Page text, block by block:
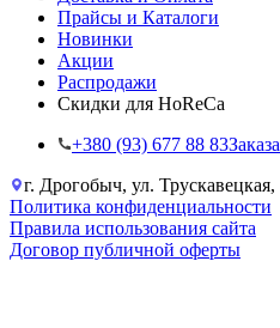
Прайсы и Каталоги
Новинки
Акции
Распродажи
Скидки для HoReCa
+38‎0 (93) 677 88 83
г. Дрогобыч, ул. Трускавецкая,
Политика конфиденциальности
Правила использования сайта
Договор публичной оферты